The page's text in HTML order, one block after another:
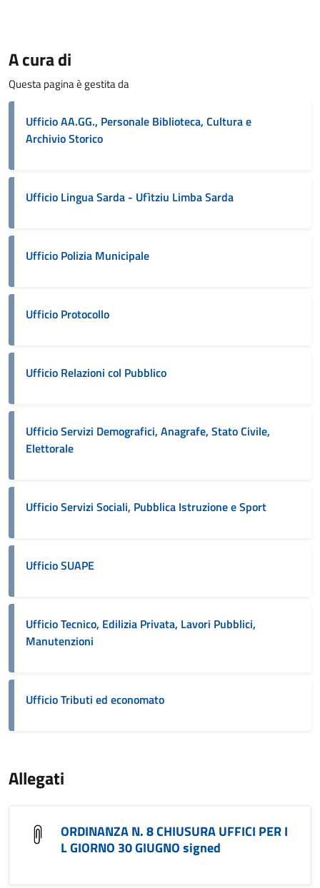
A cura di
Questa pagina è gestita da
Ufficio AA.GG., Personale Biblioteca, Cultura e
Archivio Storico
Ufficio Lingua Sarda - Ufìtziu Limba Sarda
Ufficio Polizia Municipale
Ufficio Protocollo
Ufficio Relazioni col Pubblico
Ufficio Servizi Demografici, Anagrafe, Stato Civile,
Elettorale
Ufficio Servizi Sociali, Pubblica Istruzione e Sport
Ufficio SUAPE
Ufficio Tecnico, Edilizia Privata, Lavori Pubblici,
Manutenzioni
Ufficio Tributi ed economato
Allegati
ORDINANZA N. 8 CHIUSURA UFFICI PER I
L GIORNO 30 GIUGNO signed